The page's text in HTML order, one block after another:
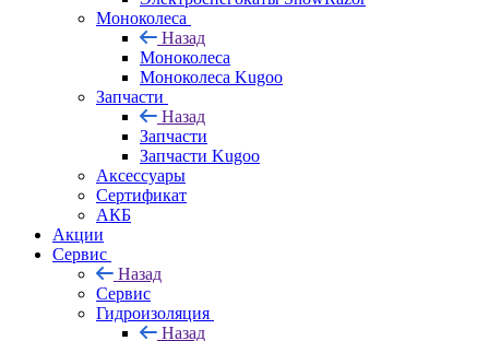
Моноколеса
Назад
Моноколеса
Моноколеса Kugoo
Запчасти
Назад
Запчасти
Запчасти Kugoo
Аксессуары
Сертификат
АКБ
Акции
Сервис
Назад
Сервис
Гидроизоляция
Назад